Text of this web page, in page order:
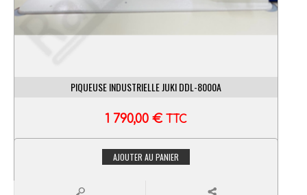
PIQUEUSE INDUSTRIELLE JUKI DDL-8000A
1 790,00 € TTC
AJOUTER AU PANIER